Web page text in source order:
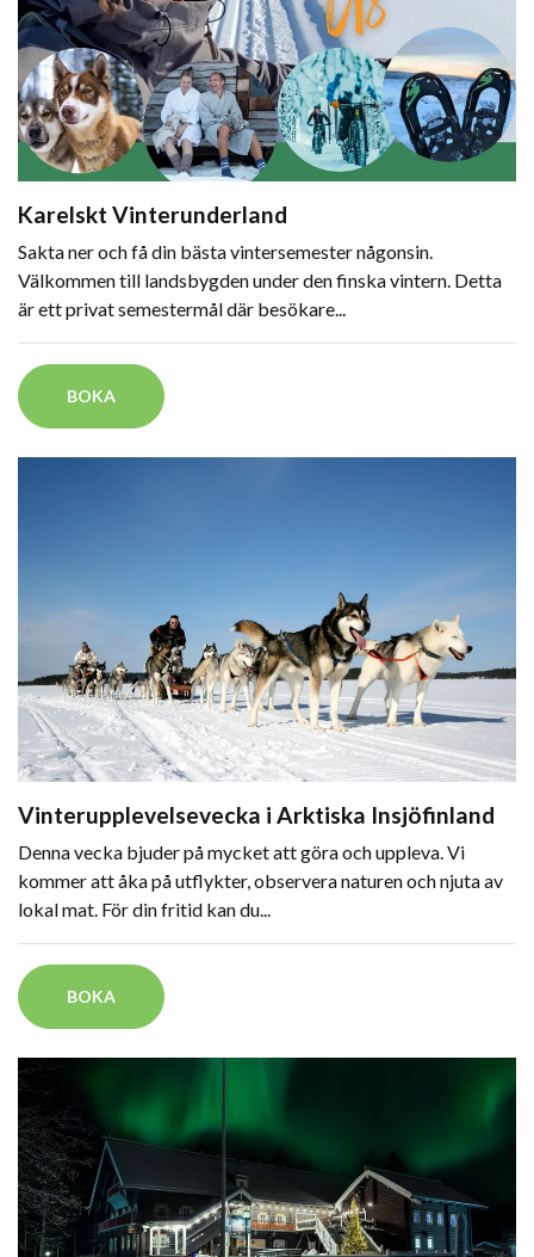
Karelskt Vinterunderland
Sakta ner och få din bästa vintersemester någonsin.
Välkommen till landsbygden under den finska vintern. Detta
är ett privat semestermål där besökare...
BOKA
Vinterupplevelsevecka i Arktiska Insjöfinland
Denna vecka bjuder på mycket att göra och uppleva. Vi
kommer att åka på utflykter, observera naturen och njuta av
lokal mat. För din fritid kan du...
BOKA